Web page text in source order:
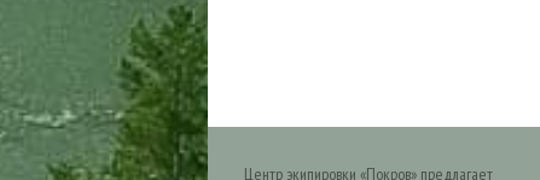
Центр экипировки «Покров» предлагает